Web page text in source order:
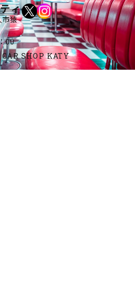
ィ
猿
00
SHOP KATY